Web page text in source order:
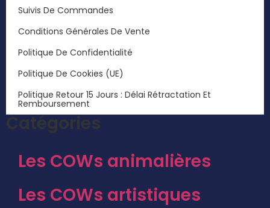
Suivis De Commandes
Conditions Générales De Vente
Politique De Confidentialité
Politique De Cookies (UE)
Politique Retour 15 Jours : Délai Rétractation Et
Remboursement
Catégories
Les COWs animalières
Les COWs artistiques